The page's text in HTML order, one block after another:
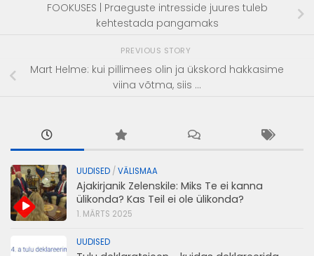
FOOKUSES | Praeguste intresside juures tuleb
kehtestada pangamaks
PREVIOUS STORY
Mart Helme: kui pillimees olin ja ükskord hakkasime
viina võtma, siis ...
UUDISED / VÄLISMAA
Ajakirjanik Zelenskile: Miks Te ei kanna
ülikonda? Kas Teil ei ole ülikonda?
1. MÄRTS 2025
UUDISED